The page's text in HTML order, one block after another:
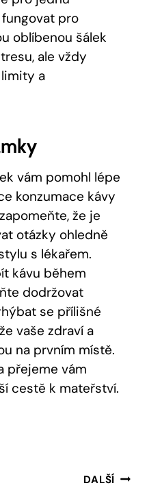
pro⁤
⁣oblíbenou⁤ šálek
ale vždy
a
vám pomohl​ lépe
konzumace ⁣kávy
⁣že je
otázky ohledně
s lékařem.
kávu během
dodržovat
se ‍přílišné
vaše zdraví a
na prvním místě.
přejeme vám
⁤cestě k mateřství.
DALŠÍ